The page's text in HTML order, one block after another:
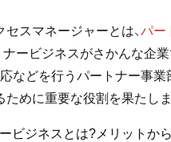
スマネージャーとは、パー
ナービジネスがさかんな企
応などを行うパートナー事
ために重要な役割を果たしま
ビジネスとは?メリットか